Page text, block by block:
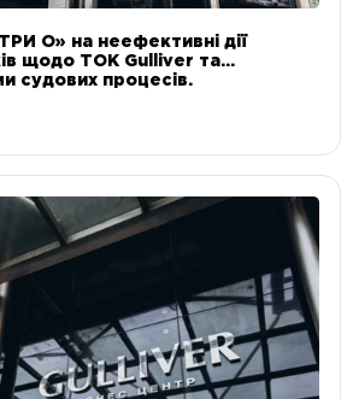
О» на неефективні дії
щодо ТОК Gulliver та
судових процесів.